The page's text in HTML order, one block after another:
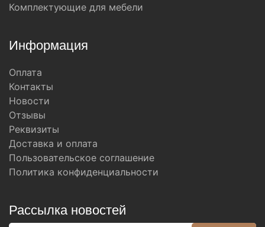
Комплектующие для мебели
Информация
Оплата
Контакты
Новости
Отзывы
Реквизиты
Доставка и оплата
Пользовательское соглашение
Политика конфиденциальности
Рассылка новостей